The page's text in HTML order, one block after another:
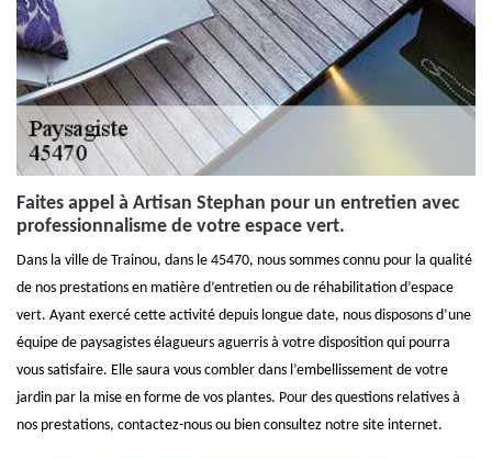
Faites appel à Artisan Stephan pour un entretien avec
professionnalisme de votre espace vert.
Dans la ville de Trainou, dans le 45470, nous sommes connu pour la qualité
de nos prestations en matière d’entretien ou de réhabilitation d’espace
vert. Ayant exercé cette activité depuis longue date, nous disposons d’une
équipe de paysagistes élagueurs aguerris à votre disposition qui pourra
vous satisfaire. Elle saura vous combler dans l’embellissement de votre
jardin par la mise en forme de vos plantes. Pour des questions relatives à
nos prestations, contactez-nous ou bien consultez notre site internet.